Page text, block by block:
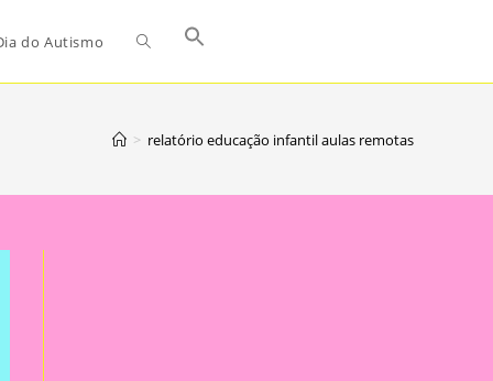
do Autismo
> relatório educação infantil aulas remotas